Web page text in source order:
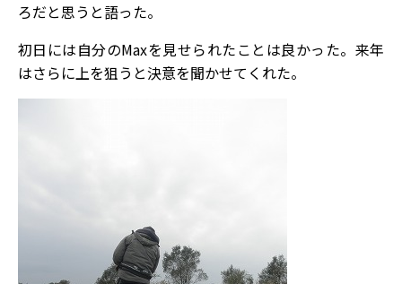
ろだと思うと語った。
初日には自分のMaxを見せられたことは良かった。来年
はさらに上を狙うと決意を聞かせてくれた。